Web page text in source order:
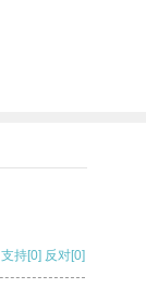
支持[0] 反对[0]